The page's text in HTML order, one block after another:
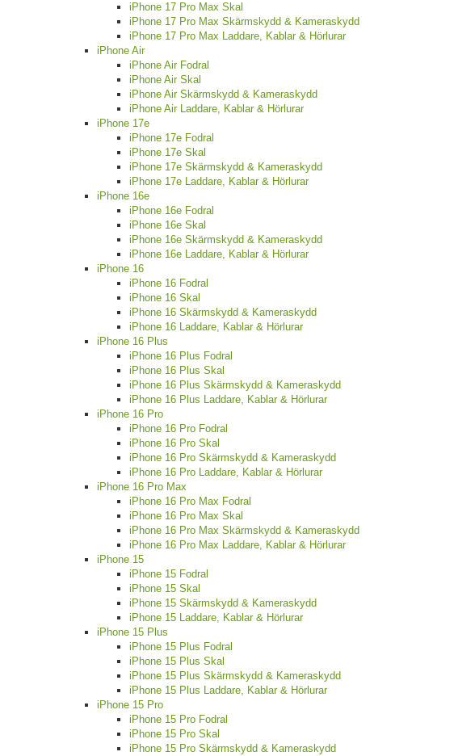
iPhone 17 Pro Max Skal
iPhone 17 Pro Max Skärmskydd & Kameraskydd
iPhone 17 Pro Max Laddare, Kablar & Hörlurar
iPhone Air
iPhone Air Fodral
iPhone Air Skal
iPhone Air Skärmskydd & Kameraskydd
iPhone Air Laddare, Kablar & Hörlurar
iPhone 17e
iPhone 17e Fodral
iPhone 17e Skal
iPhone 17e Skärmskydd & Kameraskydd
iPhone 17e Laddare, Kablar & Hörlurar
iPhone 16e
iPhone 16e Fodral
iPhone 16e Skal
iPhone 16e Skärmskydd & Kameraskydd
iPhone 16e Laddare, Kablar & Hörlurar
iPhone 16
iPhone 16 Fodral
iPhone 16 Skal
iPhone 16 Skärmskydd & Kameraskydd
iPhone 16 Laddare, Kablar & Hörlurar
iPhone 16 Plus
iPhone 16 Plus Fodral
iPhone 16 Plus Skal
iPhone 16 Plus Skärmskydd & Kameraskydd
iPhone 16 Plus Laddare, Kablar & Hörlurar
iPhone 16 Pro
iPhone 16 Pro Fodral
iPhone 16 Pro Skal
iPhone 16 Pro Skärmskydd & Kameraskydd
iPhone 16 Pro Laddare, Kablar & Hörlurar
iPhone 16 Pro Max
iPhone 16 Pro Max Fodral
iPhone 16 Pro Max Skal
iPhone 16 Pro Max Skärmskydd & Kameraskydd
iPhone 16 Pro Max Laddare, Kablar & Hörlurar
iPhone 15
iPhone 15 Fodral
iPhone 15 Skal
iPhone 15 Skärmskydd & Kameraskydd
iPhone 15 Laddare, Kablar & Hörlurar
iPhone 15 Plus
iPhone 15 Plus Fodral
iPhone 15 Plus Skal
iPhone 15 Plus Skärmskydd & Kameraskydd
iPhone 15 Plus Laddare, Kablar & Hörlurar
iPhone 15 Pro
iPhone 15 Pro Fodral
iPhone 15 Pro Skal
iPhone 15 Pro Skärmskydd & Kameraskydd